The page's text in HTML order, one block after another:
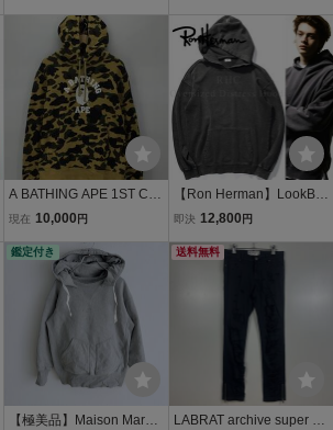
ディース | トップス N K6
31b
A BATHING APE 1ST CA
MO PULLOVER HOODIE
グエイプ ファーストカモ
プルオーバー パーカー /
サル 迷彩
現在 10,000 円
【Ron Herman】LookBo
ok掲載◎!!RHC ロンハー
oodie ダメージ加工 スウ
即決 12,800 円
鑑定付き
【極美品】Maison Margie
送料無料
LABRAT archive super cr